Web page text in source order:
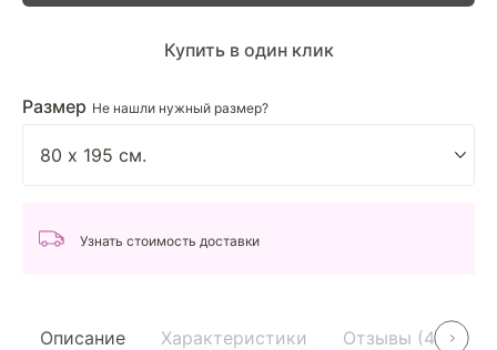
Размер Не нашли нужный размер?
Купить в один клик
Узнать стоимость доставки
Описание Характеристики Отзывы (4)